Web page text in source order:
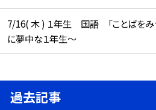
7/16( 木 ) １年生 国語 「ことばをみ
に夢中な１年生～
過去記事